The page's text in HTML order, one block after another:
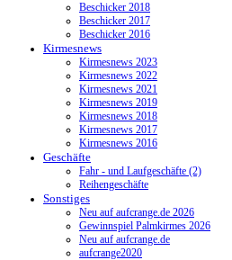
Beschicker 2018
Beschicker 2017
Beschicker 2016
Kirmesnews
Kirmesnews 2023
Kirmesnews 2022
Kirmesnews 2021
Kirmesnews 2019
Kirmesnews 2018
Kirmesnews 2017
Kirmesnews 2016
Geschäfte
Fahr - und Laufgeschäfte (2)
Reihengeschäfte
Sonstiges
Neu auf aufcrange.de 2026
Gewinnspiel Palmkirmes 2026
Neu auf aufcrange.de
aufcrange2020